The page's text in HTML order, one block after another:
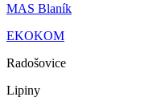
MAS Blaník
EKOKOM
Radošovice
Lipiny